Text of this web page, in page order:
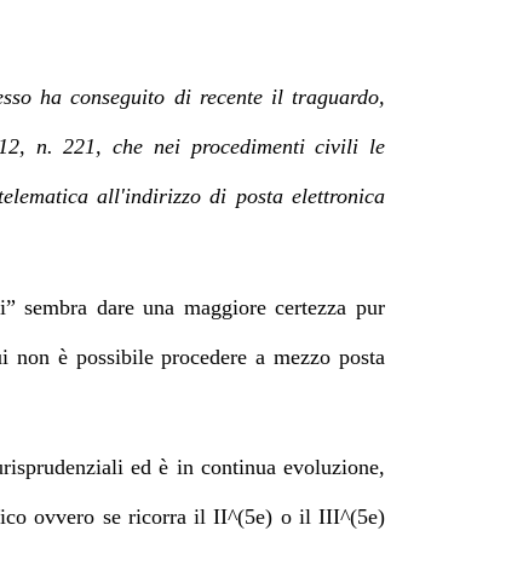
ha conseguito di recente il traguardo,
n. 221, che nei procedimenti civili le
all'indirizzo di posta elettronica
dare una maggiore certezza pur
è possibile procedere a mezzo posta
ed è in continua evoluzione,
ovvero se ricorra il II^(5e) o il III^(5e)